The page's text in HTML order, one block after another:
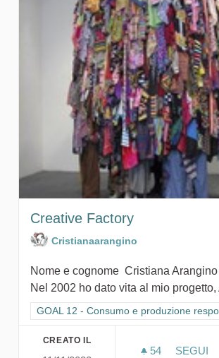
Creative Factory
Cristianaarangino
Nome e cognome Cristiana
Nel 2002 ho dato vita al mio progetto,
Filtra i risultati per categoria: GOAL 12
GOAL 12 - Consumo e produzione
CREATO IL
54 54
SEGUI